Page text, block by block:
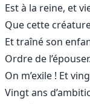
Est à la reine, et
Que cette
Et traîné son
Ordre de
On m’exile ! Et
Vingt ans